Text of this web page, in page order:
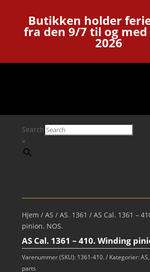
Butikken holder
fra den 9/7 til og med
2026
Search
×
Hjem / AS / AS. 1361 / AS Cal. 1361 –
pinion. NOS.
AS Cal. 1361 – 410. Winding
Varenummer (SKU): 1361-410. Kategorier:AS,
parts